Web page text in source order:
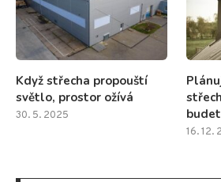
Když střecha propouští
světlo, prostor ožívá
30. 5. 2025
16. 12.